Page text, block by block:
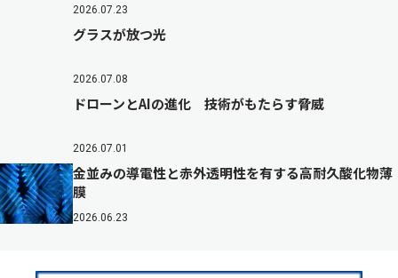
2026.07.23
グラスが放つ光
2026.07.08
ドローンとAIの進化 技術がもたらす脅威
2026.07.01
金並みの導電性と赤外透明性を有する高耐久酸化物薄
膜
2026.06.23